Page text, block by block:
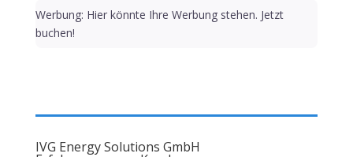
Werbung: Hier könnte Ihre Werbung stehen. Jetzt
buchen!
IVG Energy Solutions GmbH